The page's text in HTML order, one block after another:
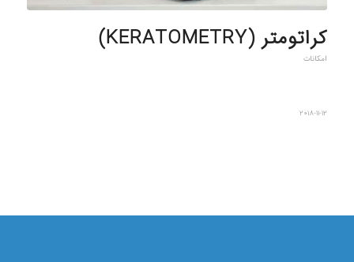
کراتومتر (KERATOMETRY)
امکانات
2018-11-12